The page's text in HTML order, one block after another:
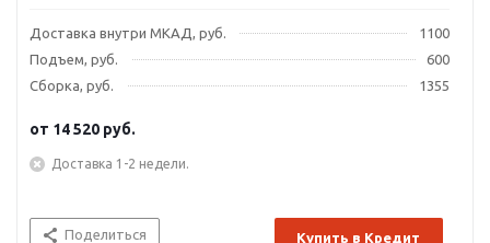
Доставка внутри МКАД, руб.
1100
Подъем, руб.
600
Сборка, руб.
1355
от 14 520 руб.
Доставка 1-2 недели.
Поделиться Купить в Кредит